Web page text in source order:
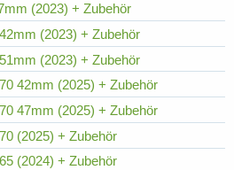
(2023) + Zubehör
(2023) + Zubehör
(2023) + Zubehör
42mm (2025) + Zubehör
47mm (2025) + Zubehör
(2025) + Zubehör
(2024) + Zubehör